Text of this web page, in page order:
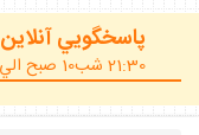
پاسخگويي آنلاين
21:30 شب10 صبح الي 11:30 ظهر)